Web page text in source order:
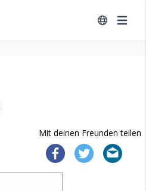
Mit deinen Freunden teilen